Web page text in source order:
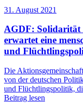
31. August 2021
AGDF: Solidarität
erwartet eine
und
Die
von der deutschen
und Flüchtlingspolitik,
Beitrag lesen